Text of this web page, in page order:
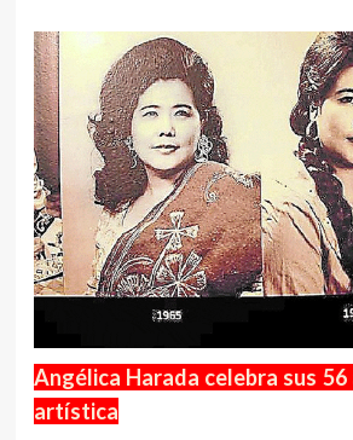
Angélica Harada celebra sus
artística